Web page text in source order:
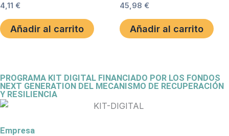
4,11 €
Añadir al carrito
45,98 €
Añadir al carrito
PROGRAMA KIT DIGITAL FINANCIADO POR LOS FONDOS
NEXT GENERATION DEL MECANISMO DE RECUPERACIÓN
Y RESILIENCIA
Empresa